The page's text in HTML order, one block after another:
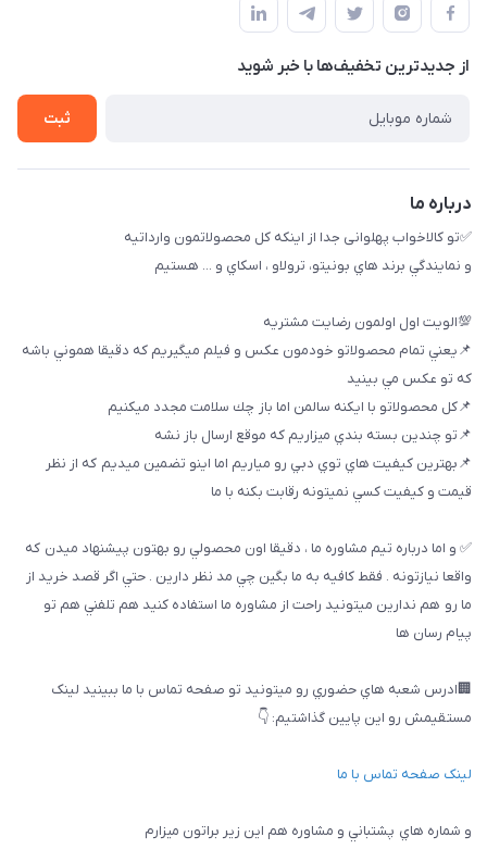
بوشهر ، بندر ديلم، خيابان ساحلي ، بازار كويتي، روبرو شيلات
پنجمين فروشگاه كالاخواب پهلواني
راهنماي خريد
لیست محصولات
تماس با ما
از جدید‌ترین تخفیف‌ها با‌ خبر شوید
ثبت
درباره ما
✅تو كالاخواب پهلوانى جدا از اينكه كل محصولاتمون وارداتيه
و نمايندگي برند هاي بونيتو، ترولاو ، اسكاي و ... هستيم
💯الويت اول اولمون رضايت مشتريه
📌يعني تمام محصولاتو خودمون عكس و فيلم ميگيريم كه دقيقا هموني باشه
كه تو عكس مي بينيد
📌كل محصولاتو با ايكنه سالمن اما باز چك سلامت مجدد ميكنيم
📌تو چندين بسته بندي ميزاريم كه موقع ارسال باز نشه
📌بهترين كيفيت هاي توي دبي رو مياريم اما اينو تضمين ميديم كه از نظر
قيمت و كيفيت كسي نميتونه رقابت بكنه با ما
✅ و اما درباره تيم مشاوره ما ، دقيقا اون محصولي رو بهتون پيشنهاد ميدن كه
واقعا نيازتونه . فقط كافيه به ما بگين چي مد نظر دارين . حتي اگر قصد خريد از
ما رو هم ندارين ميتونيد راحت از مشاوره ما استفاده كنيد هم تلفني هم تو
پيام رسان ها
🏢ادرس شعبه هاي حضوري رو ميتونيد تو صفحه تماس با ما ببینيد لینک
مستقیمش رو این پایین گذاشتیم: 👇
لینک صفحه تماس با ما
و شماره هاي پشتباني و مشاوره هم اين زير براتون ميزارم